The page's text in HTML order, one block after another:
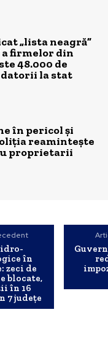
„lista neagră”
a firmelor din
48.000 de
la stat
în pericol și
reamintește
proprietarii
în
zeci de
blocate,
în 16
7 județe